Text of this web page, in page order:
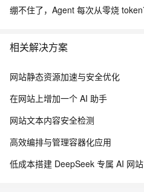
相关解决方案
网站静态资源加速与安全优化
在网站上增加一个 AI 助手
网站文本内容安全检测
高效编排与管理容器化应用
低成本搭建 DeepSeek 专属 AI 网站